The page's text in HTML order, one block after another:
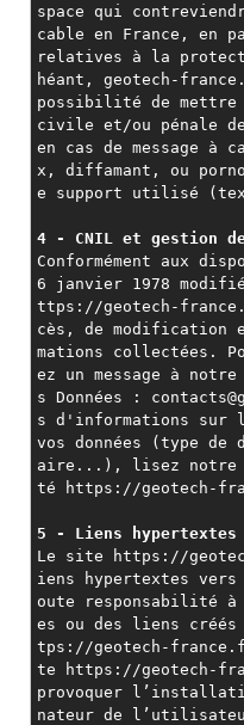
space qui
cable en France, en
relatives à la
héant, geotech-
possibilité de mettre
civile et/ou pénale
en cas de message
x, diffamant, ou
e support utilisé
4 - CNIL et gestion
Conformément aux
6 janvier 1978
ttps://geotech-
cès, de modification
mations collectées.
ez un message à
s Données :
s d'informations sur
vos données (type
aire...), lisez notre
té https://geotech-
5 - Liens hypertextes
Le site https://
iens hypertextes
oute responsabilité à
es ou des liens
tps://geotech-
te https://geotech-
provoquer
nateur de